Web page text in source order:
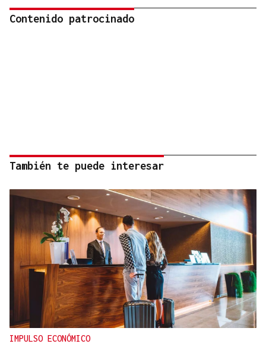
Contenido patrocinado
También te puede interesar
IMPULSO ECONÓMICO